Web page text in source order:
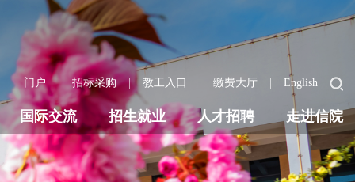
门户 | 招标采购 | 教工入口 | 缴费大厅 | English
国际交流 招生就业 人才招聘 走进信院